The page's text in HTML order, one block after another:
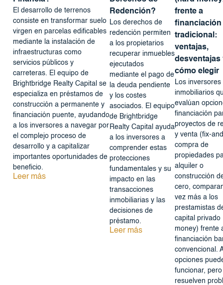
El desarrollo de terrenos
consiste en transformar suelo
virgen en parcelas edificables
mediante la instalación de
infraestructuras como
servicios públicos y
carreteras. El equipo de
Brightbridge Realty Capital se
especializa en préstamos de
construcción a permanente y
financiación puente, ayudando
a los inversores a navegar por
el complejo proceso de
desarrollo y a capitalizar
importantes oportunidades de
beneficio.
Leer más
Redención?
Los derechos de
redención permiten
a los propietarios
recuperar inmuebles
ejecutados
mediante el pago de
la deuda pendiente
y los costes
asociados. El equipo
de Brightbridge
Realty Capital ayuda
a los inversores a
comprender estas
protecciones
fundamentales y su
impacto en las
transacciones
inmobiliarias y las
decisiones de
préstamo.
Leer más
frente a
financiación
tradicional:
ventajas,
desventajas
cómo elegir
Los inversores
inmobiliarios
evalúan
financiación
proyectos de
y venta (fix-
compra de
propiedades
alquiler o
construcción
cero,
vez más a los
prestamistas
capital privado
money) frente
financiación
convencional.
opciones
funcionar, pero
resuelven